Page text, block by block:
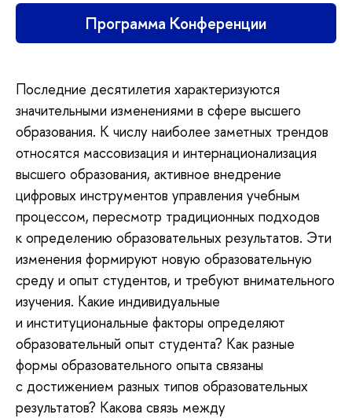
Программа Конференции
Последние десятилетия характеризуются
значительными изменениями в сфере высшего
образования. К числу наиболее заметных трендов
относятся массовизация и интернационализация
высшего образования, активное внедрение
цифровых инструментов управления учебным
процессом, пересмотр традиционных подходов
к определению образовательных результатов. Эти
изменения формируют новую образовательную
среду и опыт студентов, и требуют внимательного
изучения. Какие индивидуальные
и институциональные факторы определяют
образовательный опыт студента? Как разные
формы образовательного опыта связаны
с достижением разных типов образовательных
результатов? Какова связь между